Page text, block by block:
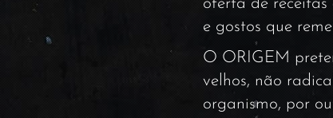
oferta de receitas
e gostos que
O ORIGEM
velhos, não
organismo, por